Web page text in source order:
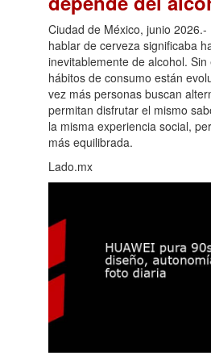
Ciudad de México, junio
hablar de cerveza significaba
inevitablemente de alcohol.
hábitos de consumo están
vez más personas buscan
permitan disfrutar el mismo
la misma experiencia social,
más equilibrada.
Lado.mx